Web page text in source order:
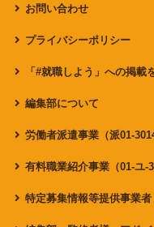
お問い合わせ
プライバシーポリシー
「#就職しよう」への掲載
編集部について
労働者派遣事業（派01-
有料職業紹介事業（01-ユ-
特定募集情報等提供事業者